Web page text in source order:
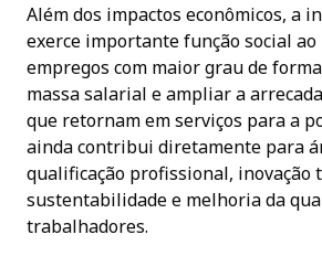
Além dos impactos econômicos, a
exerce importante função social
empregos com maior grau de
massa salarial e ampliar a
que retornam em serviços para a
ainda contribui diretamente para
qualificação profissional, inovação
sustentabilidade e melhoria da
trabalhadores.